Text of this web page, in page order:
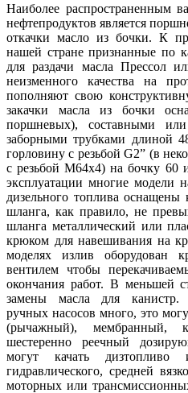
Наиболее распространенным
нефтепродуктов является
откачки масло из бочки. К
нашей стране признанные по
для раздачи масла Прессол
неизменного качества на
пополняют свою
закачки масла из бочки
поршневых), составными
заборными трубками длиной
горловину с резьбой G2” (в
с резьбой М64х4) на бочку 60
эксплуатации многие модели
дизельного топлива
шланга, как правило, не
шланга металлический или
крюком для навешивания на
моделях излив оборудован
вентилем чтобы
окончания работ. В меньшей
замены масла для канистр.
ручных насосов много, это
(рычажный), мембранный,
шестеренно реечный
могут качать
гидравлического, средней
моторных или